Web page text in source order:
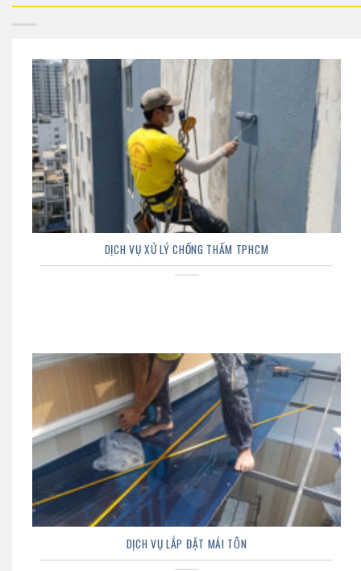
DỊCH VỤ XỬ LÝ CHỐNG THẤM TPHCM
DỊCH VỤ LẮP ĐẶT MÁI TÔN